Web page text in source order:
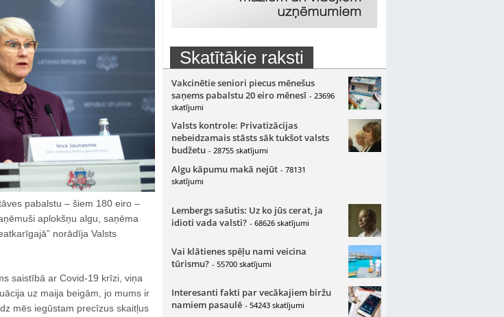
pabalstu – šiem 180 eiro –
aplokšņu algu, saņēma
norādīja Valsts
saistībā ar Covid-19 krīzi, viņa
uz maija beigām, jo mums ir
mēs iegūstam precīzus skaitļus
Skatītākie raksti
Vakcinētie seniori piecus mēnešus
saņems pabalstu 20 eiro mēnesī - 23696
skatījumi
Valsts kontrole: Privatizācijas
nebeidzamais stāsts sāk tukšot valsts
budžetu - 28755 skatījumi
Algu kāpumu makā nejūt - 78131
skatījumi
Lembergs sašutis: Uz ko jūs cerat, ja
idioti vada valsti? - 68626 skatījumi
Vai klātienes spēļu nami veicina
tūrismu? - 55700 skatījumi
Interesanti fakti par vecākajiem biržu
namiem pasaulē - 54243 skatījumi